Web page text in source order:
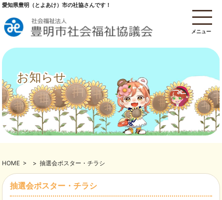
メニュー
愛知県豊明（とよあけ）市の社協さんです！
お知らせ
HOME > > 抽選会ポスター・チラシ
抽選会ポスター・チラシ